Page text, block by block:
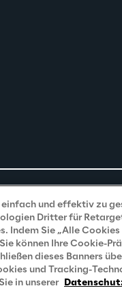
und effektiv zu
Dritter für
Sie „Alle
können Ihre Cookie-
dieses Banners
und Tracking-
in unserer